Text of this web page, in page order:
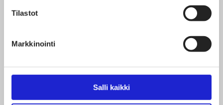
Tilastot
Markkinointi
Salli kaikki
Business Finland
tarjoaa rahoitusta
materiaalikatselmuste
n toteuttamiseen